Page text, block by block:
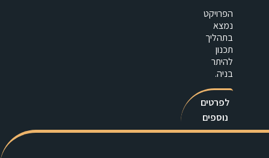
הפרויקט
נמצא
בתהליך
תכנון
להיתר
בניה.
לפרטים
נוספים